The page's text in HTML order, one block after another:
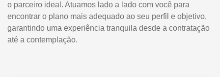
o parceiro ideal. Atuamos lado a lado com você para
encontrar o plano mais adequado ao seu perfil e objetivo,
garantindo uma experiência tranquila desde a contratação
até a contemplação.